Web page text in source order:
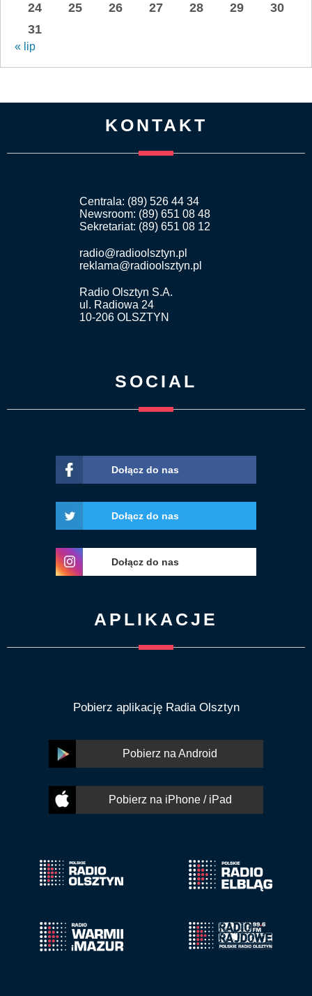
24
25 26 27 28 29
30
31
« lip
KONTAKT
Centrala: (89) 526 44 34
Newsroom: (89) 651 08 48
Sekretariat: (89) 651 08 12
radio@radioolsztyn.pl
reklama@radioolsztyn.pl
Radio Olsztyn S.A.
ul. Radiowa 24
10-206 OLSZTYN
SOCIAL
Dołącz do nas
Dołącz do nas
Dołącz do nas
APLIKACJE
Pobierz aplikację Radia Olsztyn
Pobierz na Android
Pobierz na iPhone / iPad